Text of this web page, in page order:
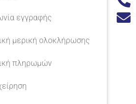
εγγραφής
μερική ολοκλήρωσης
πληρωμών